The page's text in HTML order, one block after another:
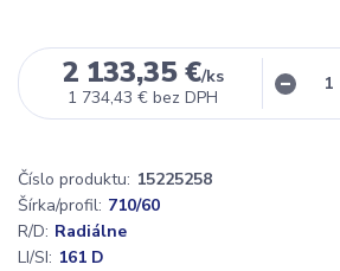
2 133,35 €/ks
1 734,43 € bez DPH
Číslo produktu: 15225258
Šírka/profil: 710/60
R/D: Radiálne
LI/SI: 161 D